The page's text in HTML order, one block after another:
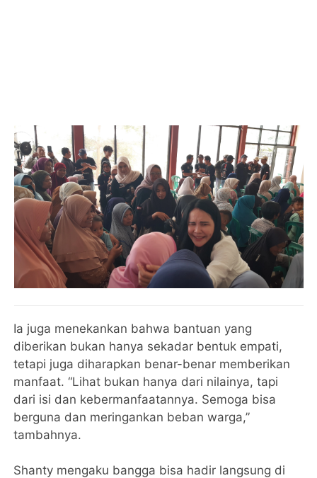
Ia juga menekankan bahwa bantuan yang
diberikan bukan hanya sekadar bentuk empati,
tetapi juga diharapkan benar-benar memberikan
manfaat. “Lihat bukan hanya dari nilainya, tapi
dari isi dan kebermanfaatannya. Semoga bisa
berguna dan meringankan beban warga,”
tambahnya.
Shanty mengaku bangga bisa hadir langsung di